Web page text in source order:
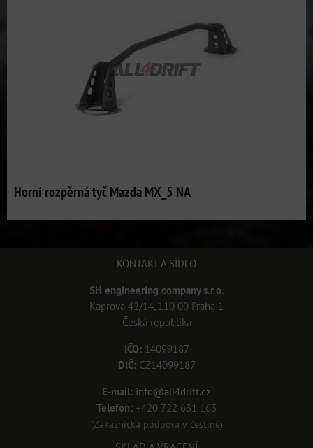
Horní rozpěrná tyč Mazda MX_5 NA
KONTAKT A SÍDLO
SH engineering company s.r.o.
Kaprova 42/14, 110 00 Praha 1
Česká republika
IČO:14099187
DIČ:CZ14099187
E-mail: info@all4drift.cz
Telefon: +420 722 631 163
(Zákaznická podpora v češtině)